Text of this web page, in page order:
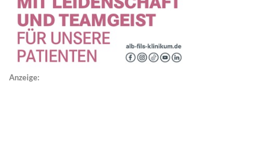
Anzeige: